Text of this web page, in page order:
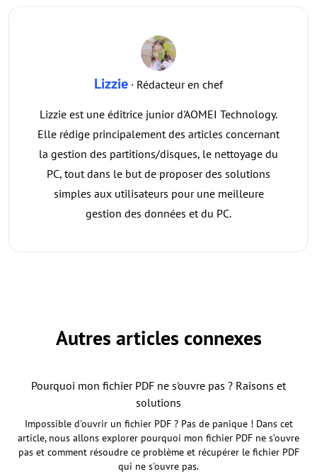
Lizzie · Rédacteur en chef
Lizzie est une éditrice junior d'AOMEI Technology.
Elle rédige principalement des articles concernant
la gestion des partitions/disques, le nettoyage du
PC, tout dans le but de proposer des solutions
simples aux utilisateurs pour une meilleure
gestion des données et du PC.
Autres articles connexes
Pourquoi mon fichier PDF ne s'ouvre pas ? Raisons et
solutions
Impossible d'ouvrir un fichier PDF ? Pas de panique ! Dans cet
article, nous allons explorer pourquoi mon fichier PDF ne s’ouvre
pas et comment résoudre ce problème et récupérer le fichier PDF
qui ne s'ouvre pas.